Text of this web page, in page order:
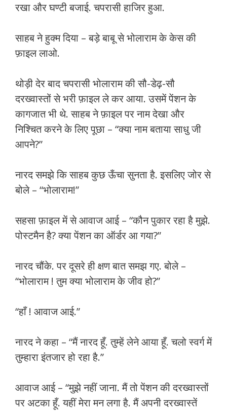
रखा और घण्टी बजाई. चपरासी हाजिर हुआ.
साहब ने हुक्म दिया – बड़े बाबू से भोलाराम के केस की
फ़ाइल लाओ.
थोड़ी देर बाद चपरासी भोलाराम की सौ-डेढ़-सौ
दरख्वास्तों से भरी फ़ाइल ले कर आया. उसमें पेंशन के
कागजात भी थे. साहब ने फ़ाइल पर नाम देखा और
निश्चित करने के लिए पूछा – “क्या नाम बताया साधु जी
आपने?”
नारद समझे कि साहब कुछ ऊँचा सुनता है. इसलिए जोर से
बोले – “भोलाराम!”
सहसा फ़ाइल में से आवाज आई – “कौन पुकार रहा है मुझे.
पोस्टमैन है? क्या पेंशन का ऑर्डर आ गया?”
नारद चौंके. पर दूसरे ही क्षण बात समझ गए. बोले –
“भोलाराम ! तुम क्या भोलाराम के जीव हो?”
“हाँ ! आवाज आई.”
नारद ने कहा – “मैं नारद हूँ. तुम्हें लेने आया हूँ. चलो स्वर्ग में
तुम्हारा इंतजार हो रहा है.”
आवाज आई – “मुझे नहीं जाना. मैं तो पेंशन की दरख्वास्तों
पर अटका हूँ. यहीं मेरा मन लगा है. मैं अपनी दरख्वास्तें